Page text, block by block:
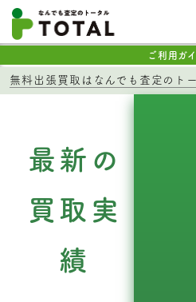
ご利用ガ
無料出張買取はなんでも査定のト
最新の
買取実
績